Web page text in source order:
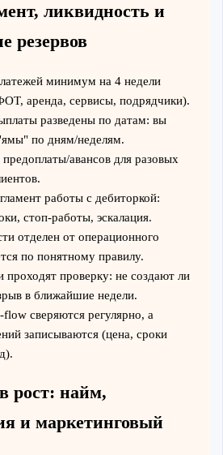
ликвидность и
резервов
минимум на 4 недели
аренда, сервисы, подрядчики).
разведены по датам: вы
по дням/неделям.
авансов для разовых
работы с дебиторкой:
стоп-работы, эскалация.
отделен от операционного
по понятному правилу.
проверку: не создают ли
в ближайшие недели.
сверяются регулярно, а
записываются (цена, сроки
рост: найм,
и маркетинговый